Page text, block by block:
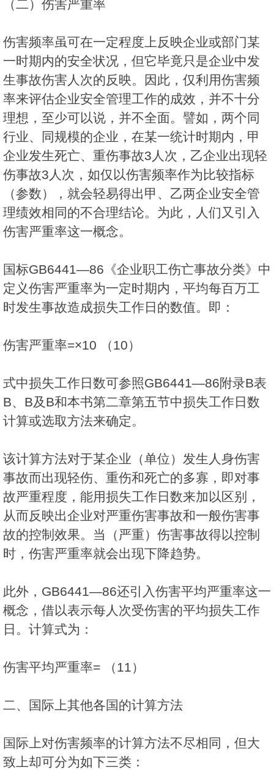
（二）伤害严重率
伤害频率虽可在一定程度上反映企业或部门某
一时期内的安全状况，但它毕竟只是企业中发
生事故伤害人次的反映。因此，仅利用伤害频
率来评估企业安全管理工作的成效，并不十分
理想，至少可以说，并不全面。譬如，两个同
行业、同规模的企业，在某一统计时期内，甲
企业发生死亡、重伤事故3人次，乙企业出现轻
伤事故3人次，如仅以伤害频率作为比较指标
（参数），就会轻易得出甲、乙两企业安全管
理绩效相同的不合理结论。为此，人们又引入
伤害严重率这一概念。
国标GB6441—86《企业职工伤亡事故分类》中
定义伤害严重率为一定时期内，平均每百万工
时发生事故造成损失工作日的数值。即：
伤害严重率=×10 （10）
式中损失工作日数可参照GB6441—86附录B表
B、B及B和本书第二章第五节中损失工作日数
计算或选取方法来确定。
该计算方法对于某企业（单位）发生人身伤害
事故而出现轻伤、重伤和死亡的多寡，即对事
故严重程度，能用损失工作日数来加以区别，
从而反映出企业对严重伤害事故和一般伤害事
故的控制效果。当（严重）伤害事故得以控制
时，伤害严重率就会出现下降趋势。
此外，GB6441—86还引入伤害平均严重率这一
概念，借以表示每人次受伤害的平均损失工作
日。计算式为：
伤害平均严重率= （11）
二、国际上其他各国的计算方法
国际上对伤害频率的计算方法不尽相同，但大
致上却可分为如下三类：